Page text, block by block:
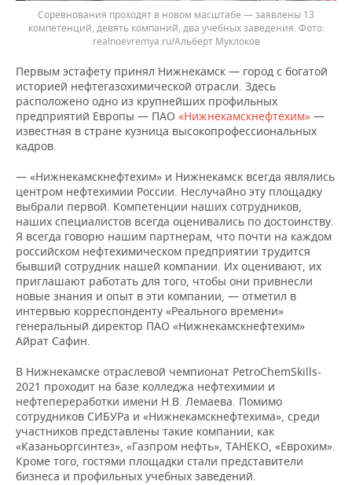
Соревнования проходят в новом масштабе — заявлены 13
компетенций, девять компаний, два учебных заведения.
realnoevremya.ru/Альберт Муклоков
Первым эстафету принял Нижнекамск — город с богатой
историей нефтегазохимической отрасли. Здесь
расположено одно из крупнейших профильных
предприятий Европы — ПАО «Нижнекамскнефтехим» —
известная в стране кузница высокопрофессиональных
кадров.
— «Нижнекамскнефтехим» и Нижнекамск всегда являлись
центром нефтехимии России. Неслучайно эту площадку
выбрали первой. Компетенции наших сотрудников,
наших специалистов всегда оценивались по достоинству.
Я всегда говорю нашим партнерам, что почти на каждом
российском нефтехимическом предприятии трудится
бывший сотрудник нашей компании. Их оценивают, их
приглашают работать для того, чтобы они привнесли
новые знания и опыт в эти компании, — отметил в
интервью корреспонденту «Реального времени»
генеральный директор ПАО «Нижнекамскнефтехим»
Айрат Сафин.
В Нижнекамске отраслевой чемпионат PetroChemSkills-
2021 проходит на базе колледжа нефтехимии и
нефтепереработки имени Н.В. Лемаева. Помимо
сотрудников СИБУРа и «Нижнекамскнефтехима», среди
участников представлены такие компании, как
«Казаньоргсинтез», «Газпром нефть», ТАНЕКО, «Еврохим».
Кроме того, гостями площадки стали представители
бизнеса и профильных учебных заведений.